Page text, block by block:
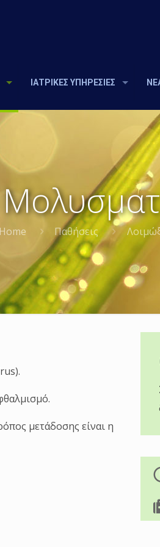
ΙΑΤΡΙΚΕΣ ΥΠΗΡΕΣΙΕΣ
Home Παθήσεις
μετάδοσης είναι η